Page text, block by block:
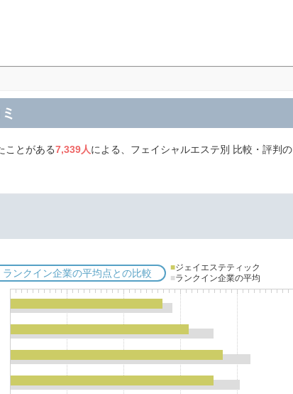
ことがある7,339人による、フェイシャルエステ別 比較・評判の
ランクイン企業の平均点との比較 ■ジェイエステティック
■ランクイン企業の平均